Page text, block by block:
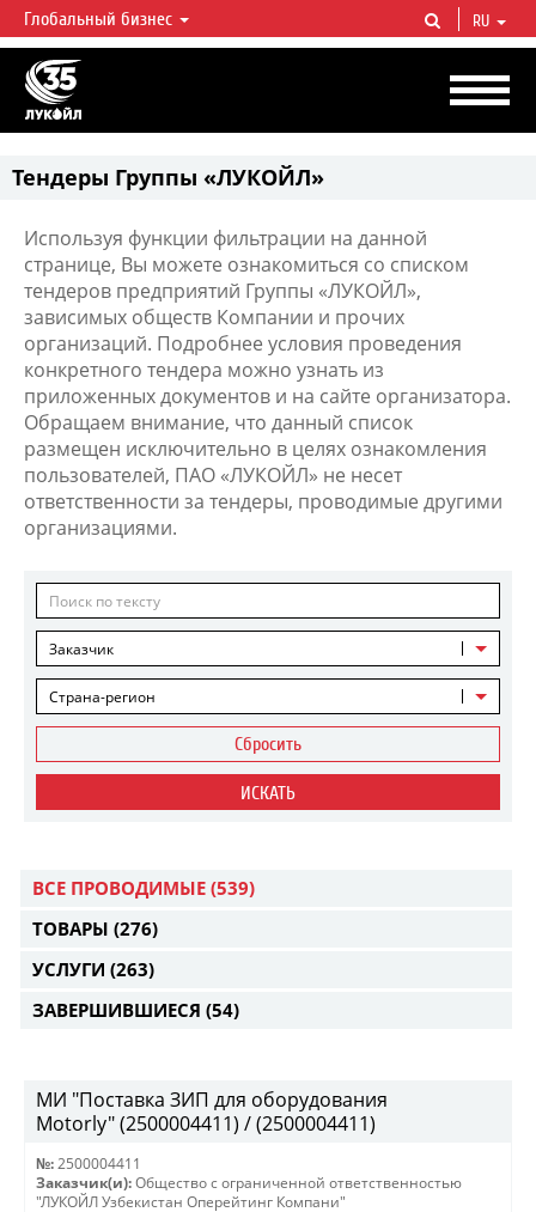
ЛУКОЙЛ СЕГОДНЯ
ЛУКОЙЛ — одна из крупнейших вертикально интегрированных
нефтегазовых компаний в мире, на долю которой приходится более 2%
мировой добычи нефти и около 1% доказанных запасов углеводородов.
Глобальный бизнес RU
Тендеры Группы «ЛУКОЙЛ»
Используя функции фильтрации на данной
странице, Вы можете ознакомиться со списком
тендеров предприятий Группы «ЛУКОЙЛ»,
зависимых обществ Компании и прочих
организаций. Подробнее условия проведения
конкретного тендера можно узнать из
приложенных документов и на сайте организатора.
Обращаем внимание, что данный список
размещен исключительно в целях ознакомления
пользователей, ПАО «ЛУКОЙЛ» не несет
ответственности за тендеры, проводимые другими
организациями.
Заказчик
Страна-регион
Сбросить
ИСКАТЬ
ВСЕ ПРОВОДИМЫЕ (539)
ТОВАРЫ (276)
УСЛУГИ (263)
ЗАВЕРШИВШИЕСЯ (54)
МИ "Поставка ЗИП для оборудования
Motorly" (2500004411) / (2500004411)
№: 2500004411
Заказчик(и): Общество с ограниченной ответственностью
"ЛУКОЙЛ Узбекистан Оперейтинг Компани"